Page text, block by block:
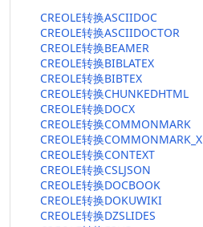
CREOLE转换ASCIIDOC
CREOLE转换ASCIIDOCTOR
CREOLE转换BEAMER
CREOLE转换BIBLATEX
CREOLE转换BIBTEX
CREOLE转换CHUNKEDHTML
CREOLE转换DOCX
CREOLE转换COMMONMARK
CREOLE转换COMMONMARK_X
CREOLE转换CONTEXT
CREOLE转换CSLJSON
CREOLE转换DOCBOOK
CREOLE转换DOKUWIKI
CREOLE转换DZSLIDES